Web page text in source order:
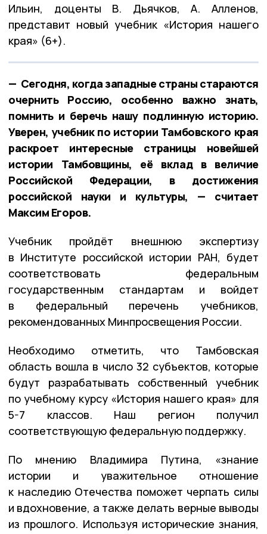
Ильин, доценты В. Дьячков, А. Алленов,
представит новый учебник «История нашего
края» (6+).
— Сегодня, когда западные страны стараются
очернить Россию, особенно важно знать,
помнить и беречь нашу подлинную историю.
Уверен, учебник по истории Тамбовского края
раскроет интересные страницы новейшей
истории Тамбовщины, её вклад в величие
Российской Федерации, в достижения
российской науки и культуры, — считает
Максим Егоров.
Учебник пройдёт внешнюю экспертизу
в Институте российской истории РАН, будет
соответствовать федеральным
государственным стандартам и войдет
в федеральный перечень учебников,
рекомендованных Минпросвещения России.
Необходимо отметить, что Тамбовская
область вошла в число 32 субъектов, которые
будут разрабатывать собственный учебник
по учебному курсу «История нашего края» для
5-7 классов. Наш регион получил
соответствующую федеральную поддержку.
По мнению Владимира Путина, «знание
истории и уважительное отношение
к наследию Отечества поможет черпать силы
и вдохновение, а также делать верные выводы
из прошлого. Используя исторические знания,